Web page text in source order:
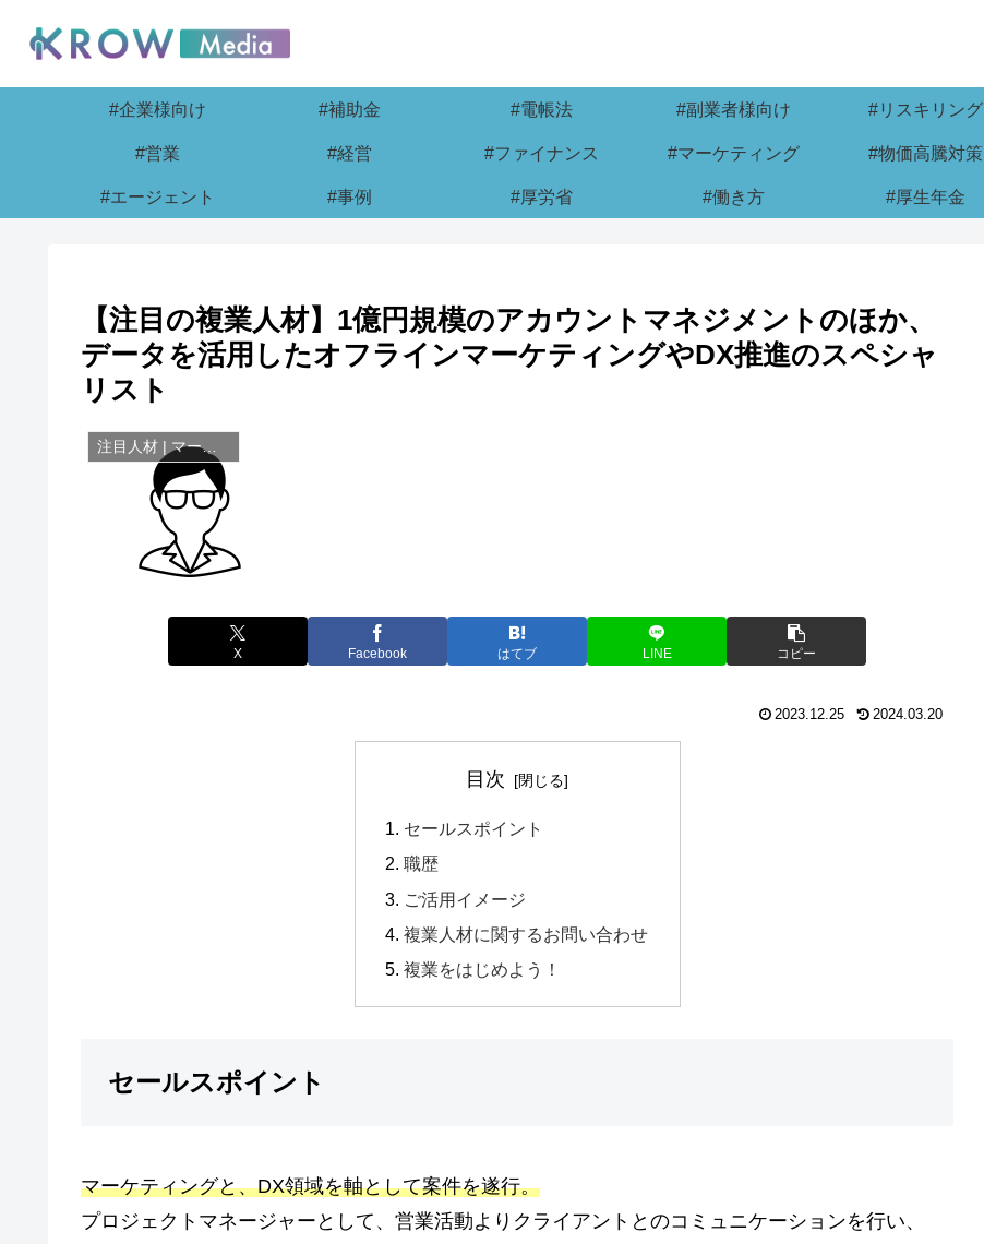
#企業様向け #補助金 #電帳法 #副業者様向け #リスキリング
#営業 #経営 #ファイナンス #マーケティング #物価高騰対策
#エージェント #事例 #厚労省 #働き方 #厚生年金
【注目の複業人材】1億円規模のアカウントマネジメントのほか、
データを活用したオフラインマーケティングやDX推進のスペシャ
リスト
注目人材 | マーケティング
X Facebook はてブ LINE コピー
2023.12.25 2024.03.20
目次
セールスポイント
職歴
ご活用イメージ
複業人材に関するお問い合わせ
複業をはじめよう！
セールスポイント
マーケティングと、DX領域を軸として案件を遂行。
プロジェクトマネージャーとして、営業活動よりクライアントとのコミュニケーションを行い、